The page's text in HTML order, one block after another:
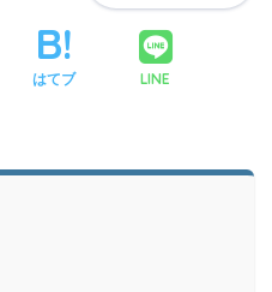
はてブ LINE